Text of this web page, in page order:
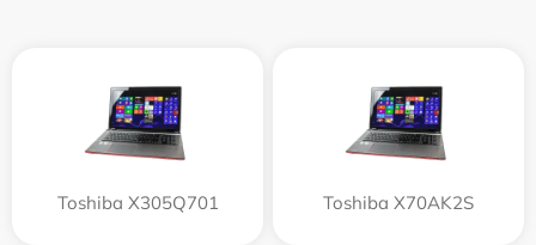
Toshiba X305Q701 Toshiba X70AK2S